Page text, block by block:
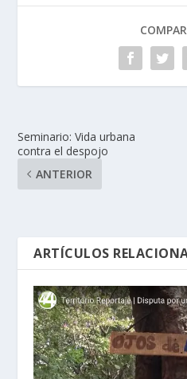
Seminario: Vida urbana
contra el despojo
ANTERIOR
ARTÍCULOS